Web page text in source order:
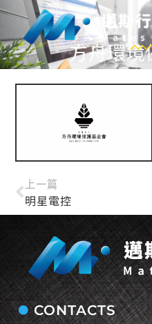
方舟環境
上一篇
明星電控
CONTACTS